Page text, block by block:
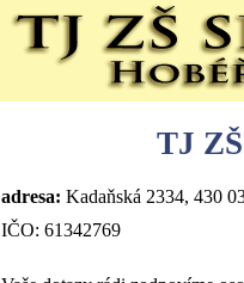
TJ
adresa: Kadaňská 2334, 430
IČO: 61342769